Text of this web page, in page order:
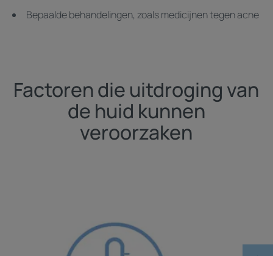
Bepaalde behandelingen, zoals medicijnen tegen acne
Factoren die uitdroging van
de huid kunnen
veroorzaken